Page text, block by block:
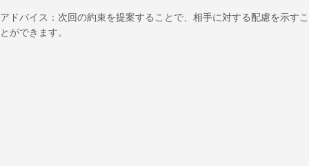
アドバイス：次回の約束を提案することで、相手に対する配慮を示すこ
とができます。